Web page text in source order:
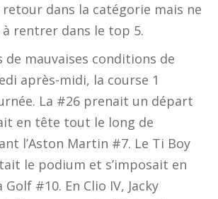
dans la catégorie mais ne
rentrer dans le top 5.
de mauvaises conditions de
après-midi, la course 1
La #26 prenait un départ
en tête tout le long de
l’Aston Martin #7. Le Ti Boy
le podium et s’imposait en
#10. En Clio IV, Jacky